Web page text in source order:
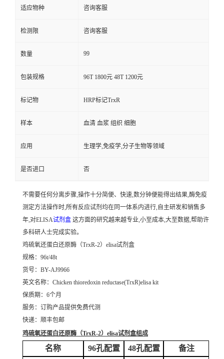
适应物种 咨询客服
检测限 咨询客服
数量 99
包装规格 96T 1800元 48T 1200元
标记物 HRP标记TrxR
样本 血清 血浆 组织 细胞
应用 生理学,免疫学,分子生物等领域
是否进口 否
不需要任何分离步骤,操作十分简便、快速,数分钟便能得出结果,酶免疫
测定方法操作时,所有反应试剂均在同一体系内进行,自主研发和销售多
年,对ELISA试剂盒 这方面的研究越来越专业,小至成本,大至数据,帮助许
多科研人士完成实验。
鸡硫氧还蛋白还原酶（TrxR-2）elisa试剂盒
规格：96t/48t
货号：BY-AJ9966
英文名称： Chicken thioredoxin reductase(TrxR)elisa kit
保质期：6个月
服务：订购产品提供免费代测
快递：顺丰包邮
鸡硫氧还蛋白还原酶（TrxR-2）elisa试剂盒组成
名称 96孔配置 48孔配置 备注